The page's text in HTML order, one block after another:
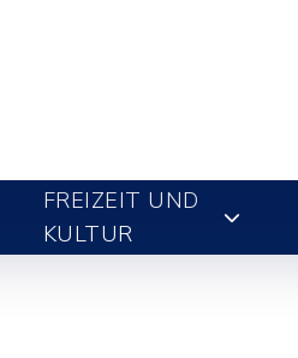
FREIZEIT UND
KULTUR